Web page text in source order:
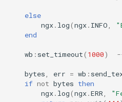
form-input
google
else
ngx. log(ngx. INFO
end
wb : set_timeout( 1000)
bytes err = wb :
if not bytes then
ngx. log(ngx.ERR